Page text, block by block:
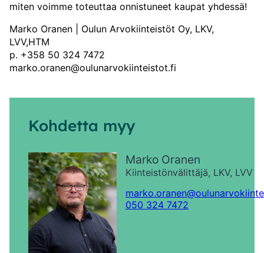
miten voimme toteuttaa onnistuneet kaupat yhdessä!
Marko Oranen | Oulun Arvokiinteistöt Oy, LKV,
LVV,HTM
p. +358 50 324 7472
marko.oranen@oulunarvokiinteistot.fi
Kohdetta myy
Marko Oranen
Kiinteistönvälittäjä, LKV, LVV
050 324 7472